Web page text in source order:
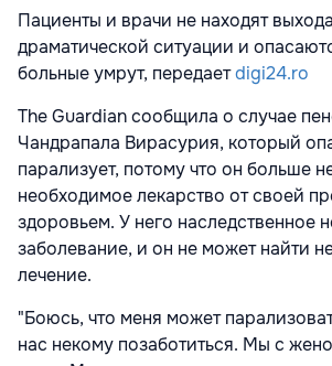
Пациенты и врачи не находят
драматической ситуации и
больные умрут, передаетdigi24.ro
The Guardian сообщила о случае
Чандрапала Вирасурия, который
парализует, потому что он больше
необходимое лекарство от своей
здоровьем. У него наследственное
заболевание, и он не может найти
лечение.
"Боюсь, что меня может
нас некому позаботиться. Мы с